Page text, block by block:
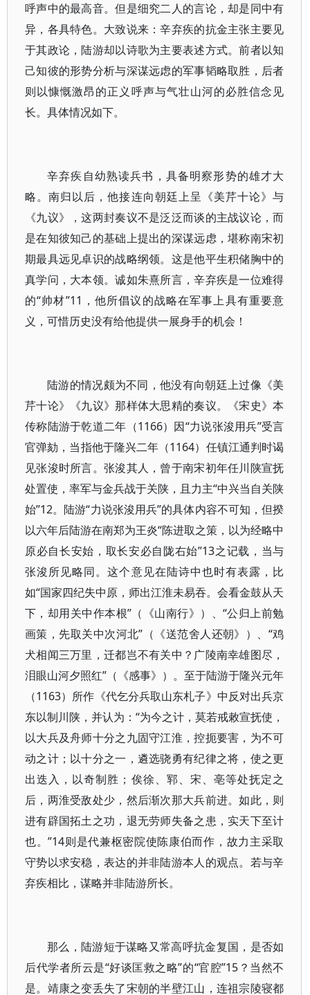
呼声中的最高音。但是细究二人的言论，却是同中有
异，各具特色。大致说来：辛弃疾的抗金主张主要见
于其政论，陆游却以诗歌为主要表述方式。前者以知
己知彼的形势分析与深谋远虑的军事韬略取胜，后者
则以慷慨激昂的正义呼声与气壮山河的必胜信念见
长。具体情况如下。
辛弃疾自幼熟读兵书，具备明察形势的雄才大
略。南归以后，他接连向朝廷上呈《美芹十论》与
《九议》，这两封奏议不是泛泛而谈的主战议论，而
是在知彼知己的基础上提出的深谋远虑，堪称南宋初
期最具远见卓识的战略纲领。这是他平生积储胸中的
真学问，大本领。诚如朱熹所言，辛弃疾是一位难得
的“帅材”11，他所倡议的战略在军事上具有重要意
义，可惜历史没有给他提供一展身手的机会！
陆游的情况颇为不同，他没有向朝廷上过像《美
芹十论》《九议》那样体大思精的奏议。《宋史》本
传称陆游于乾道二年（1166）因“力说张浚用兵”受言
官弹劾，当指他于隆兴二年（1164）任镇江通判时谒
见张浚时所言。张浚其人，曾于南宋初年任川陕宣抚
处置使，率军与金兵战于关陕，且力主“中兴当自关陕
始”12。陆游“力说张浚用兵”的具体内容不可知，但揆
以六年后陆游在南郑为王炎“陈进取之策，以为经略中
原必自长安始，取长安必自陇右始”13之记载，当与
张浚所见略同。这个意见在陆诗中也时有表露，比
如“国家四纪失中原，师出江淮未易吞。会看金鼓从天
下，却用关中作本根”（《山南行》）、“公归上前勉
画策，先取关中次河北”（《送范舍人还朝》）、“鸡
犬相闻三万里，迁都岂不有关中？广陵南幸雄图尽，
泪眼山河夕照红”（《感事》）。至于陆游于隆兴元年
（1163）所作《代乞分兵取山东札子》中反对出兵京
东以制川陕，并认为：“为今之计，莫若戒敕宣抚使，
以大兵及舟师十分之九固守江淮，控扼要害，为不可
动之计；以十分之一，遴选骁勇有纪律之将，使之更
出迭入，以奇制胜；俟徐、郓、宋、亳等处抚定之
后，两淮受敌处少，然后渐次那大兵前进。如此，则
进有辟国拓土之功，退无劳师失备之患，实天下至计
也。”14则是代兼枢密院使陈康伯而作，故力主采取
守势以求安稳，表达的并非陆游本人的观点。若与辛
弃疾相比，谋略并非陆游所长。
那么，陆游短于谋略又常高呼抗金复国，是否如
后代学者所云是“好谈匡救之略”的“官腔”15？当然不
是。靖康之变丢失了宋朝的半壁江山，连祖宗陵寝都